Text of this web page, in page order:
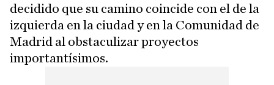
decidido que su camino coincide con el de la
izquierda en la ciudad y en la Comunidad de
Madrid al obstaculizar proyectos
importantísimos.